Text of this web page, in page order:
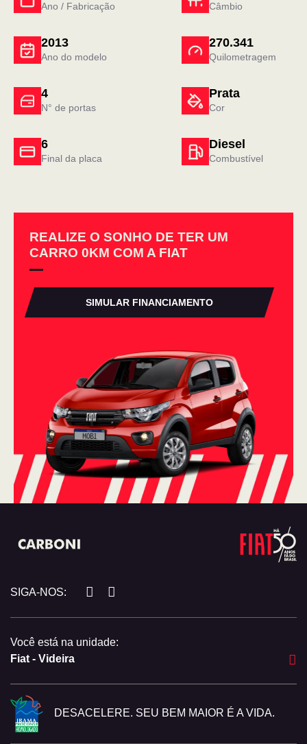
Ano / Fabricação Câmbio
4
N° de portas
Prata
Cor
2013
Ano do modelo
270.341
Quilometragem
6
Final da placa
Diesel
Combustível
REALIZE O SONHO DE TER UM
CARRO 0KM COM A FIAT
SIMULAR FINANCIAMENTO
SIGA-NOS:
Você está na unidade:
Fiat - Videira
DESACELERE. SEU BEM MAIOR É A VIDA.